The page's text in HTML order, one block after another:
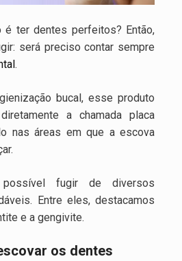
é ter dentes perfeitos? Então,
será preciso contar sempre
.
bucal, esse produto
a chamada placa
nas áreas em que a escova
fugir de diversos
Entre eles, destacamos
e a gengivite.
os dentes